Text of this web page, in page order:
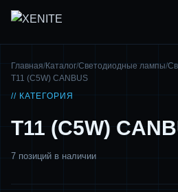
Главная/Каталог/Светодиодные лампы/
T11 (C5W) CANBUS
// КАТЕГОРИЯ
T11 (C5W)
7 позиций в наличии